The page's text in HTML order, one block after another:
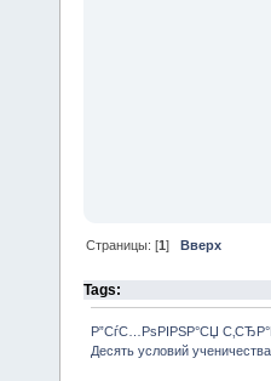
Страницы: [1] Вверх
Tags:
Р”СѓС…РѕРІРЅР°СЏ
Десять условий ученичества